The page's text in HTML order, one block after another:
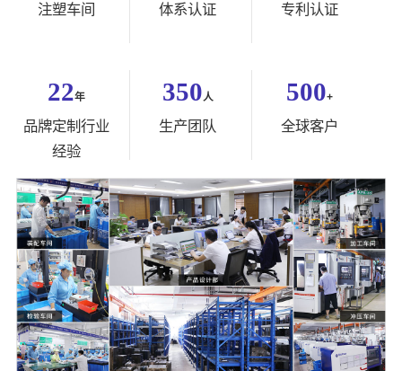
注塑车间 体系认证 专利认证
22年
品牌定制行业
经验
350 人
生产团队
500+
全球客户
5000+
塑料模具
21000㎡
温州2家+杭州1
家生产工厂